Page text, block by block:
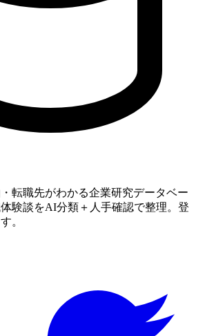
転職先がわかる企業研究データベー
験談をAI分類＋人手確認で整理。登
。